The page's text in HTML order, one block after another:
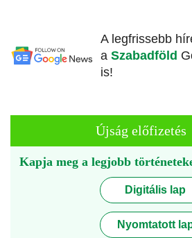
A legfrissebb
a Szabadföld
is!
Újság előfizetés
Kapja meg a legjobb
Digitális lap
Nyomtatott